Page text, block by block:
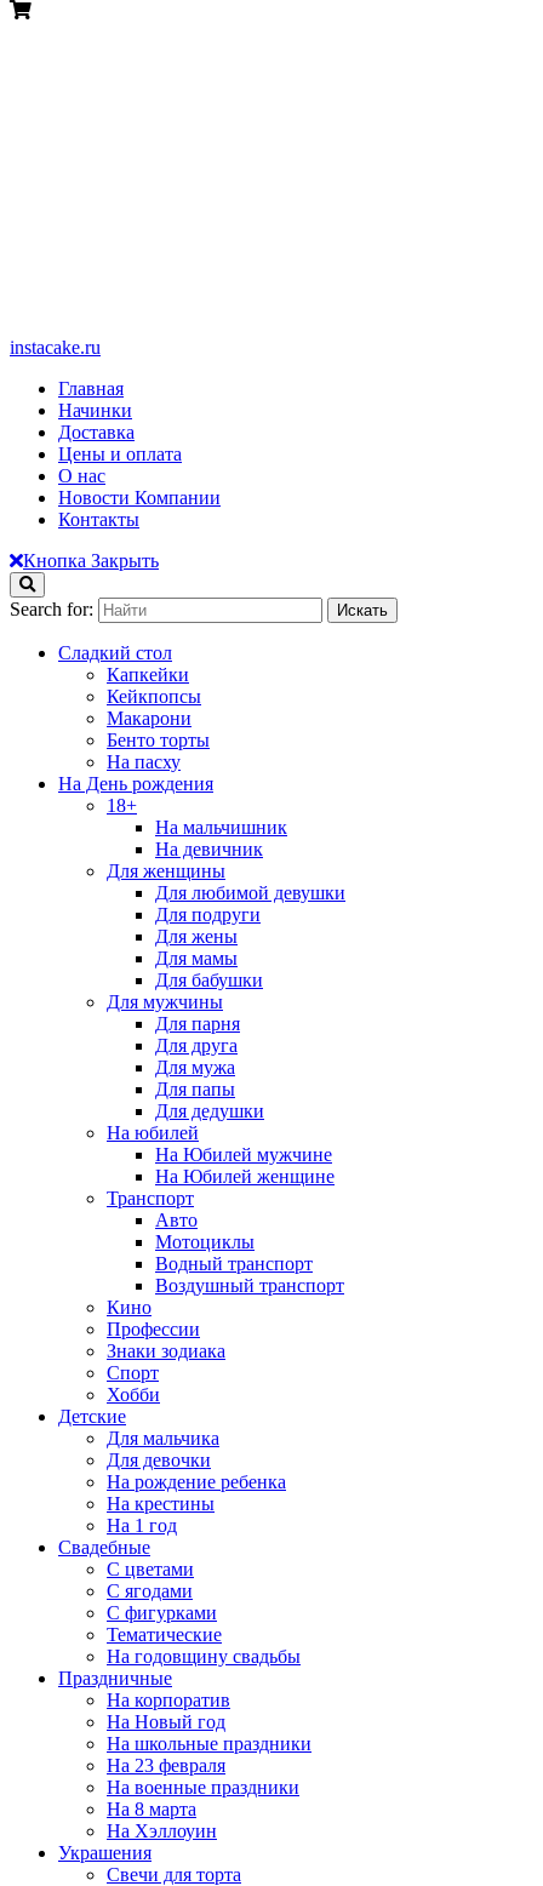
instacake.ru
Главная
Начинки
Доставка
Цены и оплата
О нас
Новости Компании
Контакты
Кнопка Закрыть
Search for:
Сладкий стол
Капкейки
Кейкпопсы
Макарони
Бенто торты
На пасху
На День рождения
18+
На мальчишник
На девичник
Для женщины
Для любимой девушки
Для подруги
Для жены
Для мамы
Для бабушки
Для мужчины
Для парня
Для друга
Для мужа
Для папы
Для дедушки
На юбилей
На Юбилей мужчине
На Юбилей женщине
Транспорт
Авто
Мотоциклы
Водный транспорт
Воздушный транспорт
Кино
Профессии
Знаки зодиака
Спорт
Хобби
Детские
Для мальчика
Для девочки
На рождение ребенка
На крестины
На 1 год
Свадебные
С цветами
С ягодами
С фигурками
Тематические
На годовщину свадьбы
Праздничные
На корпоратив
На Новый год
На школьные праздники
На 23 февраля
На военные праздники
На 8 марта
На Хэллоуин
Украшения
Свечи для торта